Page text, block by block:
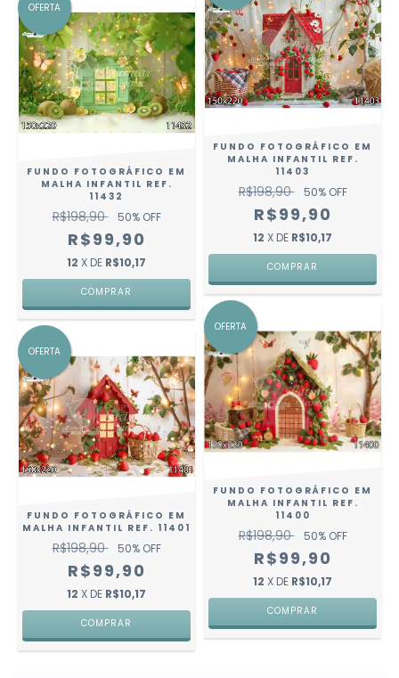
OFERTA
FUNDO FOTOGRÁFICO EM
MALHA INFANTIL REF.
11432
R$198,90 50% OFF
R$99,90
12 X DE R$10,17
COMPRAR
FUNDO FOTOGRÁFICO EM
MALHA INFANTIL REF.
11403
R$198,90 50% OFF
R$99,90
12 X DE R$10,17
COMPRAR
OFERTA
FUNDO FOTOGRÁFICO EM
MALHA INFANTIL REF. 11401
R$198,90 50% OFF
R$99,90
12 X DE R$10,17
COMPRAR
OFERTA
FUNDO FOTOGRÁFICO EM
MALHA INFANTIL REF.
11400
R$198,90 50% OFF
R$99,90
12 X DE R$10,17
COMPRAR